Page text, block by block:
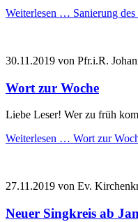
Weiterlesen … Sanierung
30.11.2019 von Pfr.i.R.
Wort zur Woche
Liebe Leser! Wer zu früh
Weiterlesen … Wort zur
27.11.2019 von Ev.
Neuer Singkreis ab